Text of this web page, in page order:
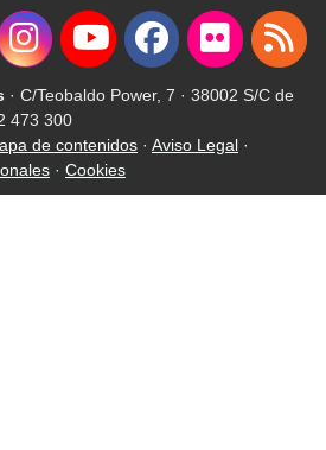
· C/Teobaldo Power, 7 · 38002 S/C de
473 300
de contenidos · Aviso Legal ·
· Cookies